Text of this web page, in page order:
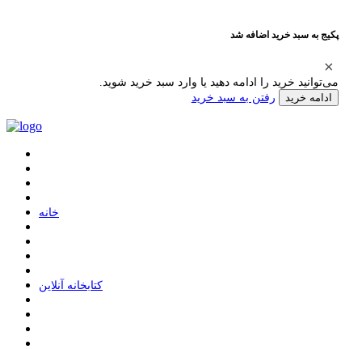
پکیج به سبد خرید اضافه شد
می‌توانید خرید را ادامه دهید یا وارد سبد خرید شوید.
ادامه خرید رفتن به سبد خرید
ﺧﺎﻧﻪ
ﮐﺘﺎﺑﺨﺎﻧﻪ ﺁﻧﻼﯾﻦ